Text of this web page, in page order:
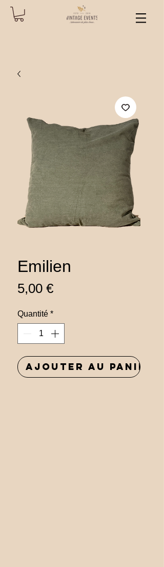
Emilien
5,00 €Prix
Quantité *
Ajouter au panier